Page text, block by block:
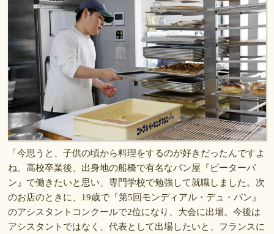
「今思うと、子供の頃から料理をするのが好きだったんですよ
ね。高校卒業後、出身地の船橋で有名なパン屋『ピーターパ
ン』で働きたいと思い、専門学校で勉強して就職しました。次
のお店のときに、19歳で『第5回モンディアル・デュ・パン』
のアシスタントコンクールで2位になり、大会に出場。今後は
アシスタントではなく、代表として出場したいと、フランスに